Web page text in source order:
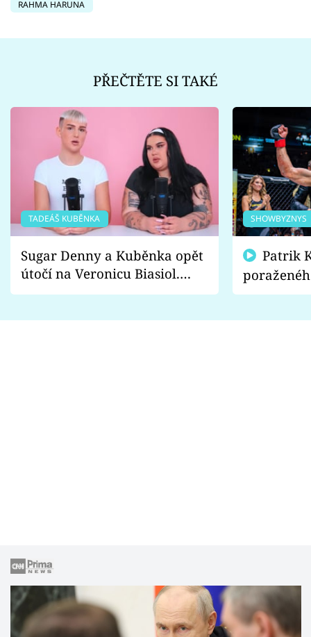
RAHMA HARUNA
PŘEČTĚTE SI TAKÉ
TADEÁŠ KUBĚNKA
Sugar Denny a Kuběnka opět
útočí na Veronicu Biasiol.
Proč je podle nich falešná a
SHOWBYZNYS
fanoušci